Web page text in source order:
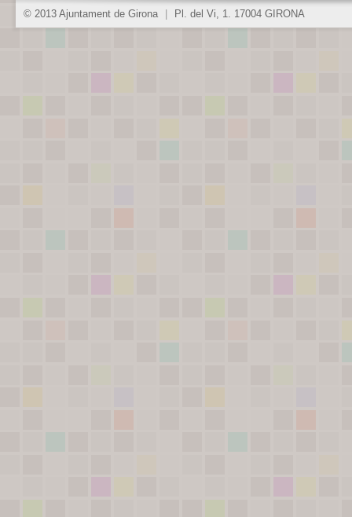
© 2013 Ajuntament de Girona Pl. del Vi, 1. 17004 GIRONA